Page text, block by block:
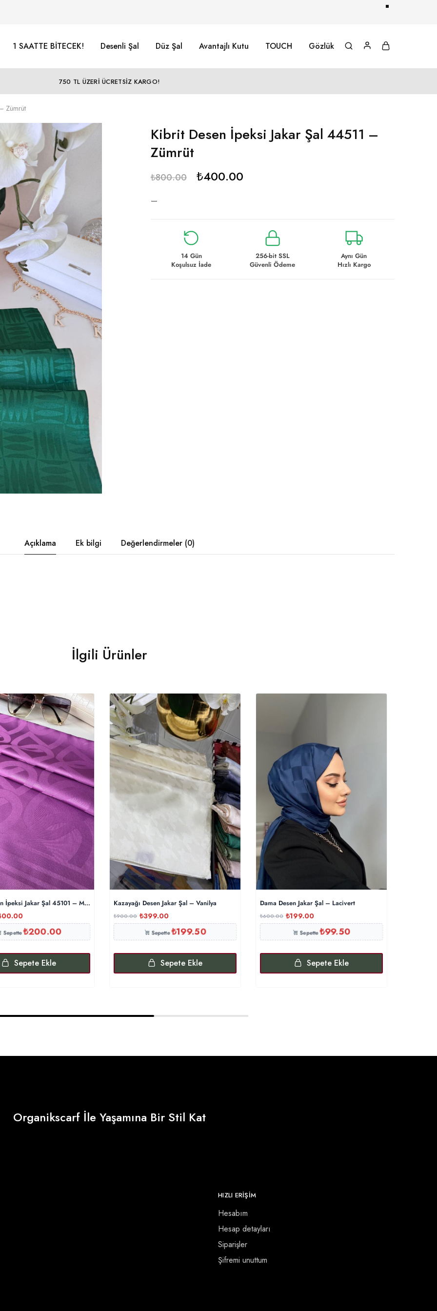
1 SAATTE BİTECEK! Desenli Şal Düz Şal Avantajlı Kutu TOUCH Gözlük
750 TL ÜZERİ ÜCRETSİZ KARGO!
Zümrüt
Kibrit Desen İpeksi Jakar Şal 44511 –
Zümrüt
₺800.00 ₺400.00
—
14 Gün
Koşulsuz İade
256-bit SSL
Güvenli Ödeme
Aynı Gün
Hızlı Kargo
Açıklama Ek bilgi Değerlendirmeler (0)
İlgili Ürünler
İpeksi Jakar Şal 45101 – Mürdüm
Sepette₺200.00
Sepete Ekle
Kazayağı Desen Jakar Şal – Vanilya
₺900.00 ₺399.00
Sepette₺199.50
Sepete Ekle
Dama Desen Jakar Şal – Lacivert
₺600.00 ₺199.00
Sepette₺99.50
Sepete Ekle
Organikscarf İle Yaşamına Bir Stil Kat
HIZLI ERİŞİM
Hesabım
Hesap detayları
Siparişler
Şifremi unuttum